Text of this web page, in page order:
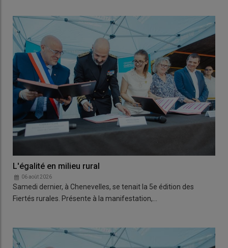
L'égalité en milieu rural
06 août 2026
Samedi dernier, à Chenevelles, se tenait la 5e édition des
Fiertés rurales. Présente à la manifestation,…